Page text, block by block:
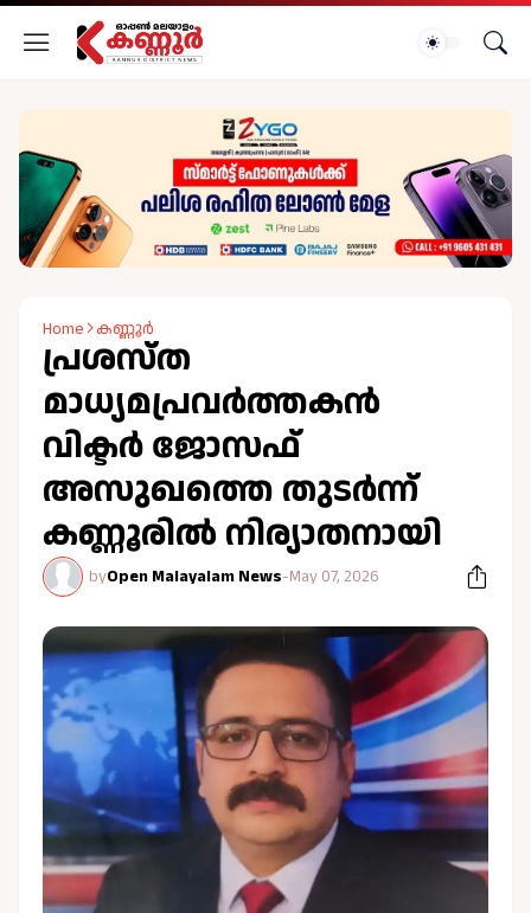
Home കണ്ണൂർ
പ്രശസ്‌ത
മാധ്യമപ്രവര്‍ത്തകൻ
വിക്ടര്‍ ജോസഫ്
അസുഖത്തെ തുടർന്ന്
കണ്ണൂരില്‍ നിര്യാതനായി
byOpen Malayalam News-May 07, 2026